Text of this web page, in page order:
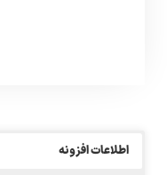
اطلاعات افزونه